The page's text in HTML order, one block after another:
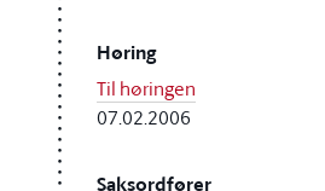
Høring
Til høringen
07.02.2006
Saksordfører